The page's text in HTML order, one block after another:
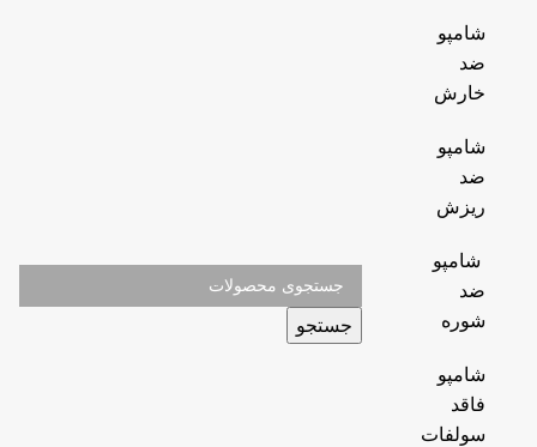
شامپو
ضد
خارش
شامپو
ضد
ریزش
شامپو
ضد
شوره
شامپو
فاقد
سولفات
جستجو